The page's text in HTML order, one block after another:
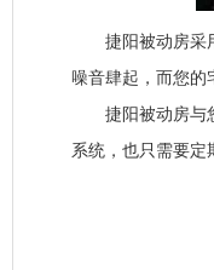
捷阳被动房采用
噪音肆起，而您的
捷阳被动房与您
系统，也只需要定